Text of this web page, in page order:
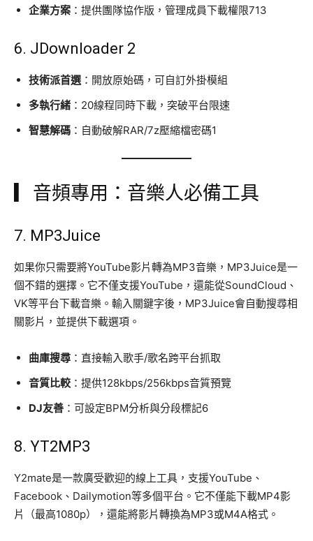
企業方案 ：提供團隊協作版，管理成員下載權限713
6. JDownloader 2
技術派首選 ：開放原始碼，可自訂外掛模組
多執行緒 ：20線程同時下載，突破平台限速
智慧解碼 ：自動破解RAR/7z壓縮檔密碼1
▎音頻專用：音樂人必備工具
7. MP3Juice
如果你只需要將YouTube影片轉為MP3音樂，MP3Juice是一
個不錯的選擇。它不僅支援YouTube，還能從SoundCloud、
VK等平台下載音樂。輸入關鍵字後，MP3Juice會自動搜尋相
關影片，並提供下載選項。
曲庫搜尋 ：直接輸入歌手/歌名跨平台抓取
音質比較 ：提供128kbps/256kbps音質預覽
DJ友善 ：可設定BPM分析與分段標記6
8. YT2MP3
Y2mate是一款廣受歡迎的線上工具，支援YouTube、
Facebook、Dailymotion等多個平台。它不僅能下載MP4影
片（最高1080p），還能將影片轉換為MP3或M4A格式。